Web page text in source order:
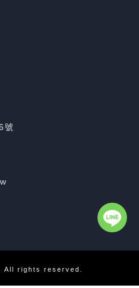
號
All rights reserved.